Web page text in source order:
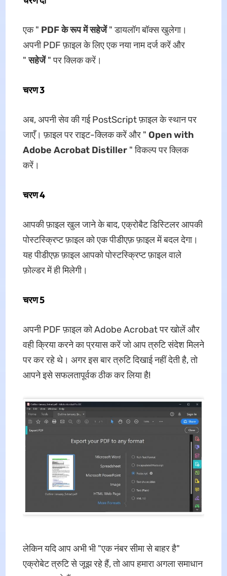
एक " PDF के रूप में सहेजें" डायलॉग बॉक्स खुलेगा।
अपनी PDF फ़ाइल के लिए एक नया नाम दर्ज करें और
"सहेजें" पर क्लिक करें।
चरण 3
अब, अपनी सेव की गई PostScript फ़ाइल के स्थान पर
जाएँ। फ़ाइल पर राइट-क्लिक करें और " Open with
Adobe Acrobat Distiller" विकल्प पर क्लिक
करें।
चरण 4
आपकी फ़ाइल खुल जाने के बाद, एक्रोबैट डिस्टिलर आपकी
पोस्टस्क्रिप्ट फ़ाइल को एक पीडीएफ़ फ़ाइल में बदल देगा।
यह पीडीएफ़ फ़ाइल आपको पोस्टस्क्रिप्ट फ़ाइल वाले
फ़ोल्डर में ही मिलेगी।
चरण 5
अपनी PDF फ़ाइल को Adobe Acrobat पर खोलें और
वही क्रिया करने का प्रयास करें जो आप त्रुटि संदेश मिलने
पर कर रहे थे। अगर इस बार त्रुटि दिखाई नहीं देती है, तो
आपने इसे सफलतापूर्वक ठीक कर लिया है!
लेकिन यदि आप अभी भी "एक नंबर सीमा से बाहर है"
एक्रोबेट त्रुटि से जूझ रहे हैं, तो आप हमारा अगला समाधान